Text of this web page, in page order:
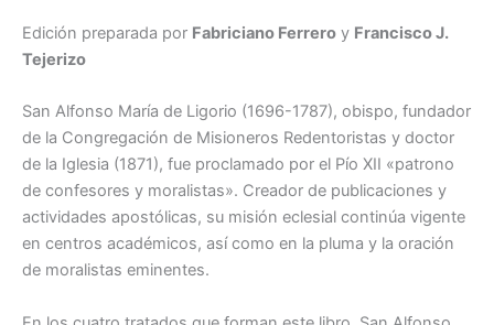
-
San
Alfonso
de
Ligorio
cantidad
Edición preparada por Fabriciano Ferrero y Francisco J.
Tejerizo
San Alfonso María de Ligorio (1696-1787), obispo, fundador
de la Congregación de Misioneros Redentoristas y doctor
de la Iglesia (1871), fue proclamado por el Pío XII «patrono
de confesores y moralistas». Creador de publicaciones y
actividades apostólicas, su misión eclesial continúa vigente
en centros académicos, así como en la pluma y la oración
de moralistas eminentes.